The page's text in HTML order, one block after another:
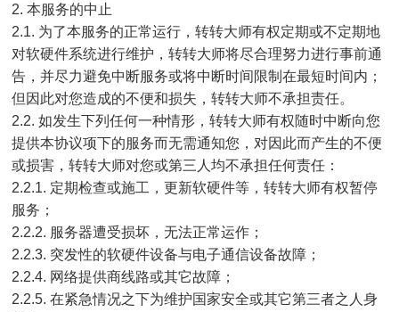
2. 本服务的中止
2.1. 为了本服务的正常运行，转转大师有权定期或不定期地
对软硬件系统进行维护，转转大师将尽合理努力进行事前通
告，并尽力避免中断服务或将中断时间限制在最短时间内；
但因此对您造成的不便和损失，转转大师不承担责任。
2.2. 如发生下列任何一种情形，转转大师有权随时中断向您
提供本协议项下的服务而无需通知您，对因此而产生的不便
或损害，转转大师对您或第三人均不承担任何责任：
2.2.1. 定期检查或施工，更新软硬件等，转转大师有权暂停
服务；
2.2.2. 服务器遭受损坏，无法正常运作；
2.2.3. 突发性的软硬件设备与电子通信设备故障；
2.2.4. 网络提供商线路或其它故障；
2.2.5. 在紧急情况之下为维护国家安全或其它第三者之人身